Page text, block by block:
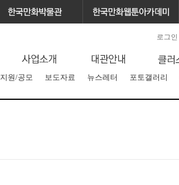
로그인
지원/공모 보도자료 뉴스레터 포토갤러리